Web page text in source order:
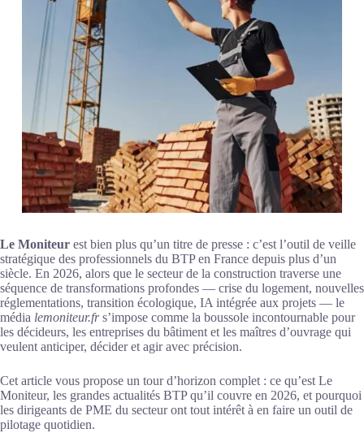
Le Moniteur est bien plus qu’un titre de presse : c’est l’outil de veille
stratégique des professionnels du BTP en France depuis plus d’un
siècle. En 2026, alors que le secteur de la construction traverse une
séquence de transformations profondes — crise du logement, nouvelles
réglementations, transition écologique, IA intégrée aux projets — le
média lemoniteur.frs’impose comme la boussole incontournable pour
les décideurs, les entreprises du bâtiment et les maîtres d’ouvrage qui
veulent anticiper, décider et agir avec précision.
Cet article vous propose un tour d’horizon complet : ce qu’est Le
Moniteur, les grandes actualités BTP qu’il couvre en 2026, et pourquoi
les dirigeants de PME du secteur ont tout intérêt à en faire un outil de
pilotage quotidien.